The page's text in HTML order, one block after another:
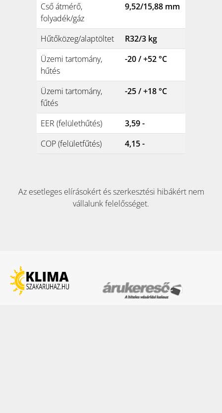
Cső átmérő,
folyadék/gáz
9,52/15,88 mm
Hűtőközeg/alaptöltet
R32/3 kg
Üzemi tartomány,
hűtés
-20 / +52 °C
Üzemi tartomány,
fűtés
-25 / +18 °C
EER (felülethűtés)
3,59 -
COP (felületfűtés)
4,15 -
Az esetleges elírásokért és szerkesztési hibákért nem
vállalunk felelősséget.